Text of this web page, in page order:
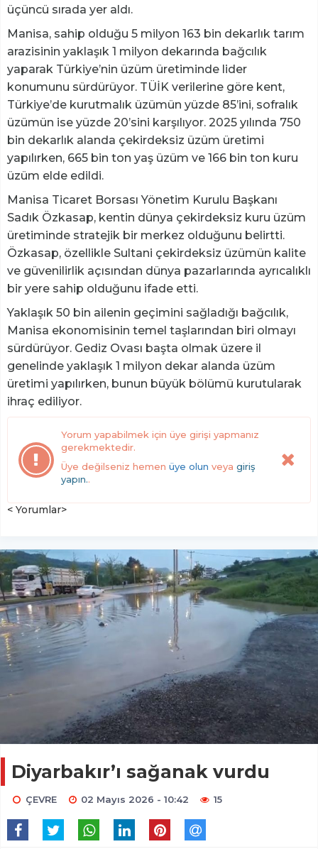
üçüncü sırada yer aldı.
Manisa, sahip olduğu 5 milyon 163 bin dekarlık tarım
arazisinin yaklaşık 1 milyon dekarında bağcılık
yaparak Türkiye’nin üzüm üretiminde lider
konumunu sürdürüyor. TÜİK verilerine göre kent,
Türkiye’de kurutmalık üzümün yüzde 85’ini, sofralık
üzümün ise yüzde 20’sini karşılıyor. 2025 yılında 750
bin dekarlık alanda çekirdeksiz üzüm üretimi
yapılırken, 665 bin ton yaş üzüm ve 166 bin ton kuru
üzüm elde edildi.
Manisa Ticaret Borsası Yönetim Kurulu Başkanı
Sadık Özkasap, kentin dünya çekirdeksiz kuru üzüm
üretiminde stratejik bir merkez olduğunu belirtti.
Özkasap, özellikle Sultani çekirdeksiz üzümün kalite
ve güvenilirlik açısından dünya pazarlarında ayrıcalıklı
bir yere sahip olduğunu ifade etti.
Yaklaşık 50 bin ailenin geçimini sağladığı bağcılık,
Manisa ekonomisinin temel taşlarından biri olmayı
sürdürüyor. Gediz Ovası başta olmak üzere il
genelinde yaklaşık 1 milyon dekar alanda üzüm
üretimi yapılırken, bunun büyük bölümü kurutularak
ihraç ediliyor.
Yorum yapabilmek için üye girişi yapmanız
gerekmektedir.
Üye değilseniz hemen üye olun veya giriş
yapın..
< Yorumlar>
Diyarbakır’ı sağanak vurdu
ÇEVRE 02 Mayıs 2026 - 10:42 15